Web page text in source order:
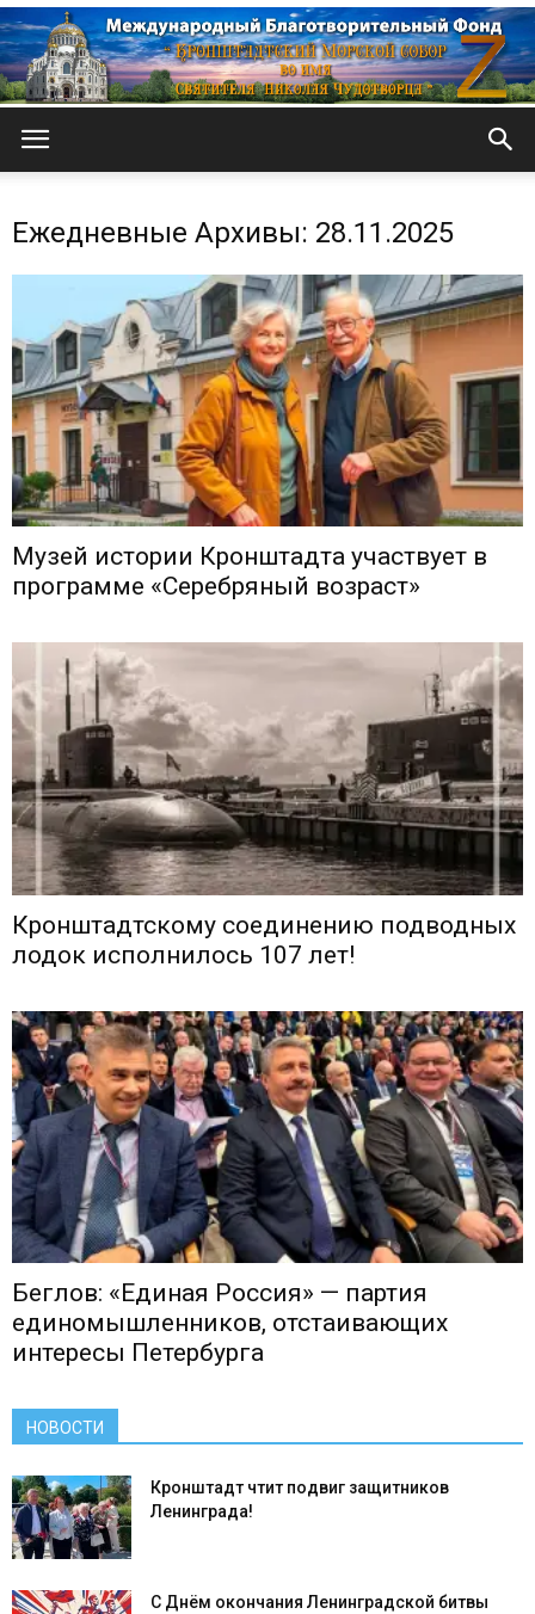
собор
Ежедневные Архивы: 28.11.2025
Музей истории Кронштадта участвует в
программе «Серебряный возраст»
Кронштадтскому соединению подводных
лодок исполнилось 107 лет!
Беглов: «Единая Россия» — партия
единомышленников, отстаивающих
интересы Петербурга
НОВОСТИ
Кронштадт чтит подвиг защитников
Ленинграда!
С Днём окончания Ленинградской битвы